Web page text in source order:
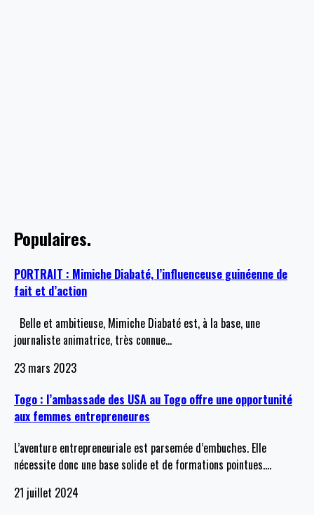
Populaires.
PORTRAIT : Mimiche Diabaté, l’influenceuse guinéenne de
fait et d’action
Belle et ambitieuse, Mimiche Diabaté est, à la base, une
journaliste animatrice, très connue…
23 mars 2023
Togo : l’ambassade des USA au Togo offre une opportunité
aux femmes entrepreneures
L’aventure entrepreneuriale est parsemée d’embuches. Elle
nécessite donc une base solide et de formations pointues.…
21 juillet 2024